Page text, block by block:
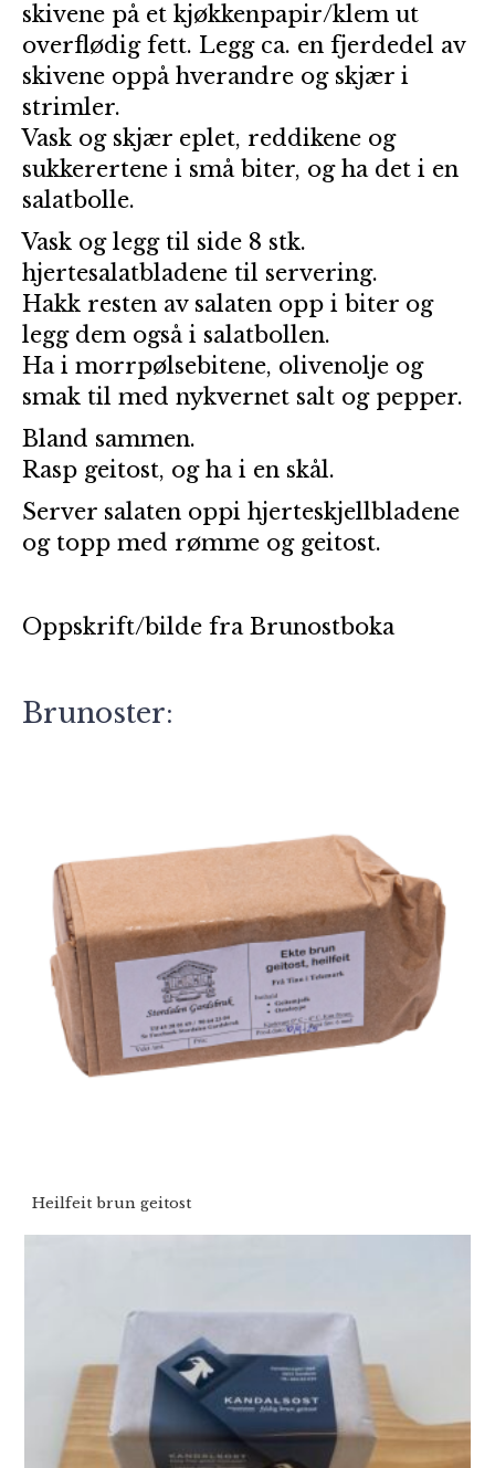
skivene på et kjøkkenpapir/klem ut
overflødig fett. Legg ca. en fjerdedel av
skivene oppå hverandre og skjær i
strimler.
Vask og skjær eplet, reddikene og
sukkerertene i små biter, og ha det i en
salatbolle.
Vask og legg til side 8 stk.
hjertesalatbladene til servering.
Hakk resten av salaten opp i biter og
legg dem også i salatbollen.
Ha i morrpølsebitene, olivenolje og
smak til med nykvernet salt og pepper.
Bland sammen.
Rasp geitost, og ha i en skål.
Server salaten oppi hjerteskjellbladene
og topp med rømme og geitost.
Oppskrift/bilde fra Brunostboka
Brunoster:
Heilfeit brun geitost